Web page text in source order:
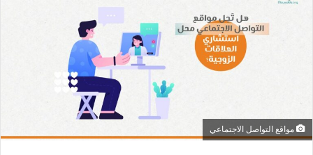
مواقع التواصل الاجتماعي